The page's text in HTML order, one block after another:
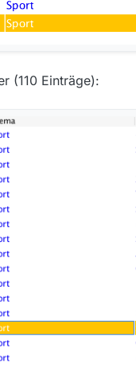
(110 Einträge):